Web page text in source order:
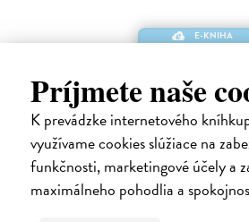
Príjmete naše
K prevádzke internetového
využívame cookies slúžiace na
funkčnosti, marketingové účely a
maximálneho pohodlia a
E-KNIHA